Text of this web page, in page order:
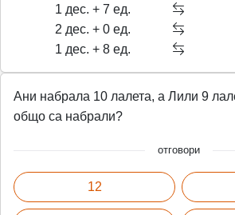
1 дес. + 7 ед.
2 дес. + 0 ед.
1 дес. + 8 ед.
Ани набрала 10 лалета, а Лили 9
общо са набрали?
отговори
12